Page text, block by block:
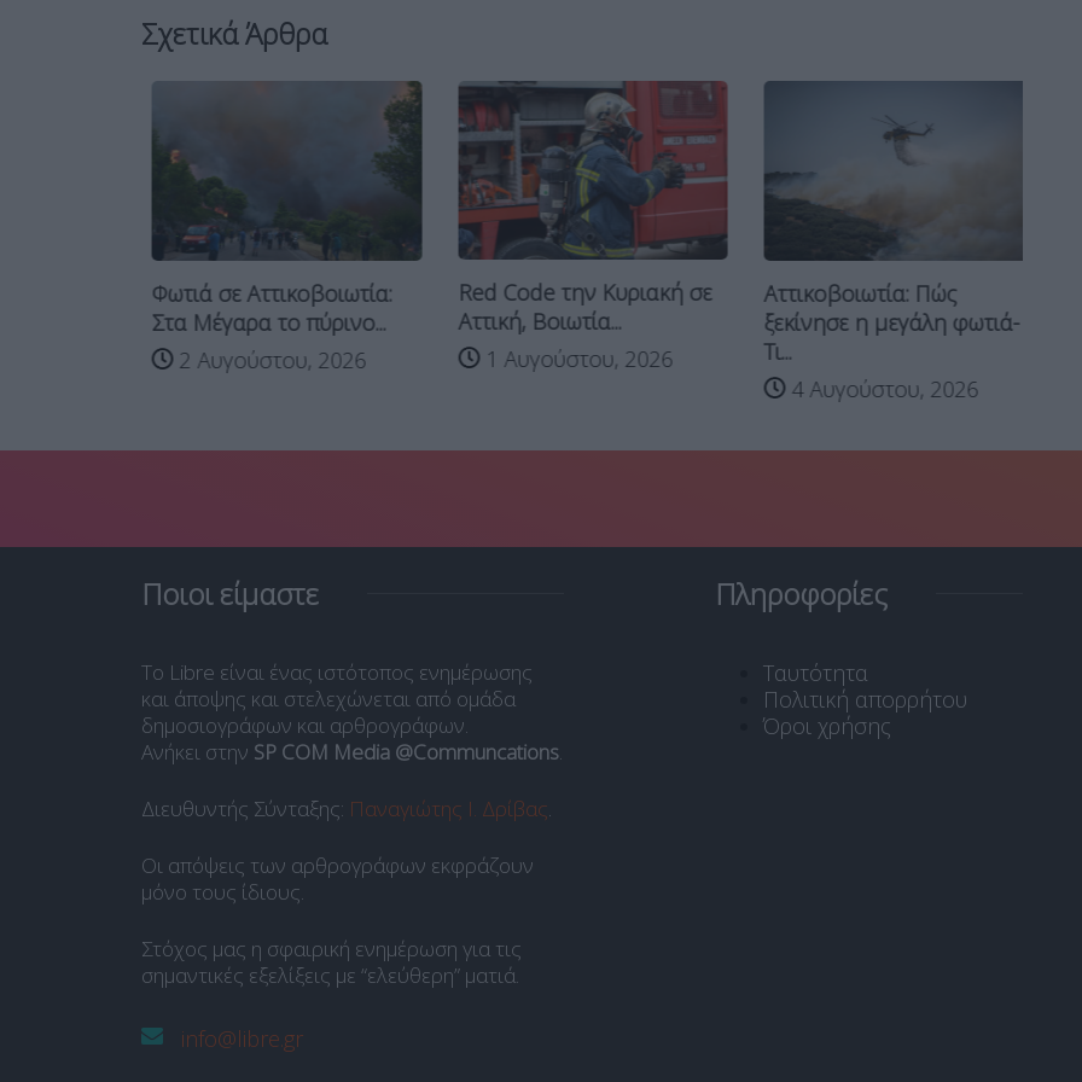
Σχετικά Άρθρα
Φωτιά σε Αττικοβοιωτία:
Στα Μέγαρα το πύρινο...
2 Αυγούστου, 2026
Red Code την Κυριακή σε
Αττική, Βοιωτία...
1 Αυγούστου, 2026
Αττικοβοιωτία: Πώς
ξεκίνησε η μεγάλη φωτιά-
Τι...
4 Αυγούστου, 2026
Ποιοι είμαστε
Το Libre είναι ένας ιστότοπος ενημέρωσης
και άποψης και στελεχώνεται από ομάδα
δημοσιογράφων και αρθρογράφων.
Ανήκει στην SP COM Media @Communcations.
Διευθυντής Σύνταξης: Παναγιώτης Ι. Δρίβας.
Οι απόψεις των αρθρογράφων εκφράζουν
μόνο τους ίδιους.
Στόχος μας η σφαιρική ενημέρωση για τις
σημαντικές εξελίξεις με “ελεύθερη” ματιά.
info@libre.gr
Πληροφορίες
Ταυτότητα
Πολιτική απορρήτου
Όροι χρήσης